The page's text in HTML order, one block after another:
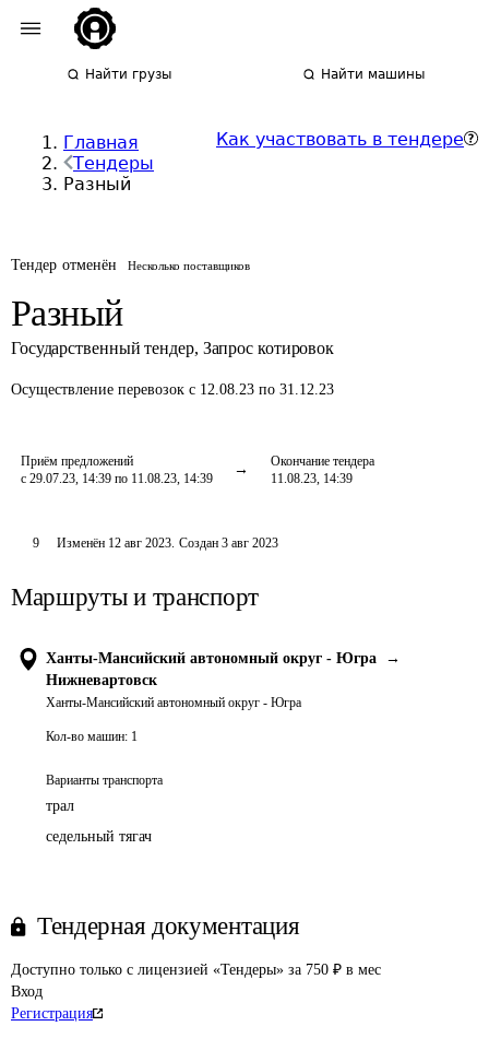
Найти грузы Найти машины
Главная
Тендеры
Разный
Как участвовать в тендере
Тендер отменён Несколько поставщиков
Разный
Государственный тендер, Запрос котировок
Осуществление перевозок с 12.08.23 по 31.12.23
Приём предложений
с 29.07.23, 14:39 по 11.08.23, 14:39
Окончание тендера
11.08.23, 14:39
9 Изменён 12 авг 2023. Создан 3 авг 2023
Маршруты и транспорт
Ханты-Мансийский автономный округ - Югра
→
Нижневартовск
Ханты-Мансийский автономный округ - Югра
Кол-во машин: 1
Варианты транспорта
трал
седельный тягач
Тендерная документация
Доступно только с лицензией «Тендеры» за 750 ₽ в мес
Вход
Регистрация